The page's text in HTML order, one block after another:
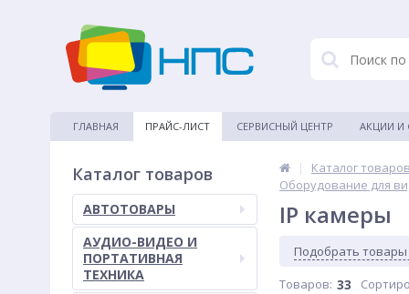
ГЛАВНАЯ ПРАЙС-ЛИСТ СЕРВИСНЫЙ ЦЕНТР АКЦИИ И
Каталог товаров
АВТОТОВАРЫ
АУДИО-ВИДЕО И
ПОРТАТИВНАЯ
ТЕХНИКА
| Каталог товаров
Оборудование для
IP камеры
Подобрать
Товаров: 33